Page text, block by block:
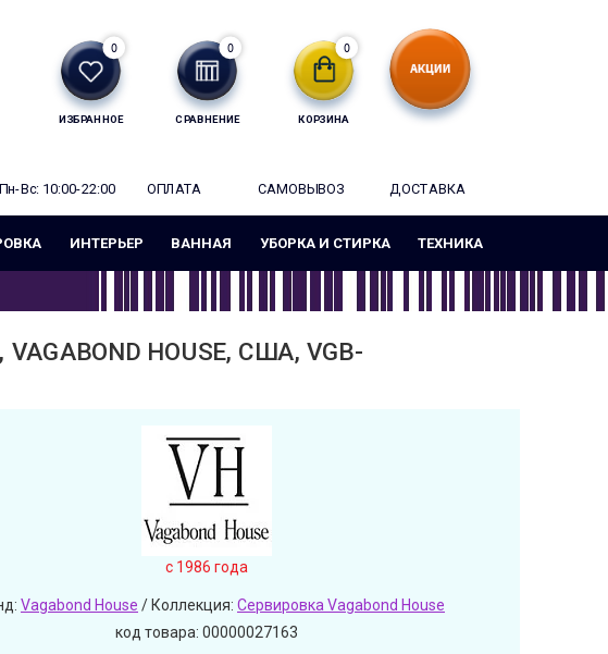
ИЗБРАННОЕ
0
СРАВНЕНИЕ
0
КОРЗИНА
0
Пн-Вс: 10:00-22:00 ОПЛАТА САМОВЫВОЗ ДОСТАВКА
ИНТЕРЬЕР ВАННАЯ УБОРКА И СТИРКА ТЕХНИКА
HOUSE, США, VGB-
c 1986 года
Vagabond House / Коллекция: Сервировка Vagabond House
код товара: 00000027163